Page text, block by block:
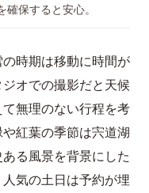
確保すると安心。
時期は移動に時間が
オでの撮影だと天候
無理のない行程を考
紅葉の季節は宍道湖
る風景を背景にした
気の土日は予約が埋